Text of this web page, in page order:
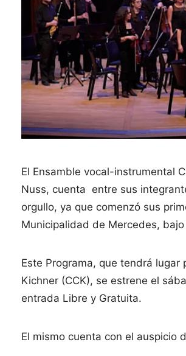
El Ensamble vocal-instrumental
Nuss, cuenta entre sus
orgullo, ya que comenzó sus
Municipalidad de Mercedes,
Este Programa, que tendrá
Kichner (CCK), se estrene el
entrada Libre y Gratuita.
El mismo cuenta con el auspicio